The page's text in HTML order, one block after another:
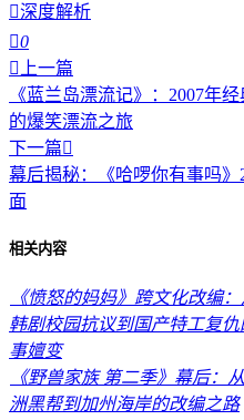
深度解析
0
 上一篇
《蓝兰岛漂流记》：2007年
的爆笑漂流之旅
下一篇
幕后揭秘：《哈啰你有事吗
面
相关内容
《愤怒的妈妈》跨文化改编：
韩剧校园抗议到国产特工复仇
事嬗变
《野兽家族 第二季》幕后：
洲黑帮到加州海岸的改编之路